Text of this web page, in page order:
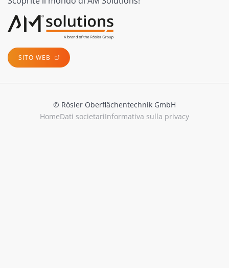
SITO WEB
© Rösler Oberflächentechnik GmbH
HomeDati societariInformativa sulla privacy